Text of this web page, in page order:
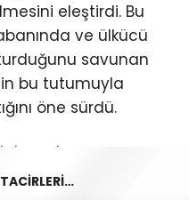
eleştirdi. Bu
ve ülkücü
savunan
bu tutumuyla
öne sürdü.
da yer veren
yanlış kişilerle ve
SİİRT’TE UYUŞTURUCU TACİRLERİNE BÜYÜK DARBE! 170 KİLOGRAM KUBAR ESRAR ELE GEÇİRİLDİ 1 ŞÜPHELİ TUTUKLANDI